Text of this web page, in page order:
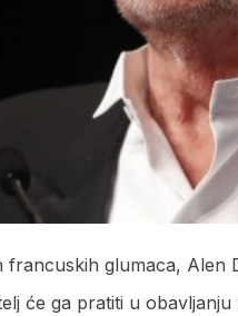
francuskih glumaca, Alen
će ga pratiti u